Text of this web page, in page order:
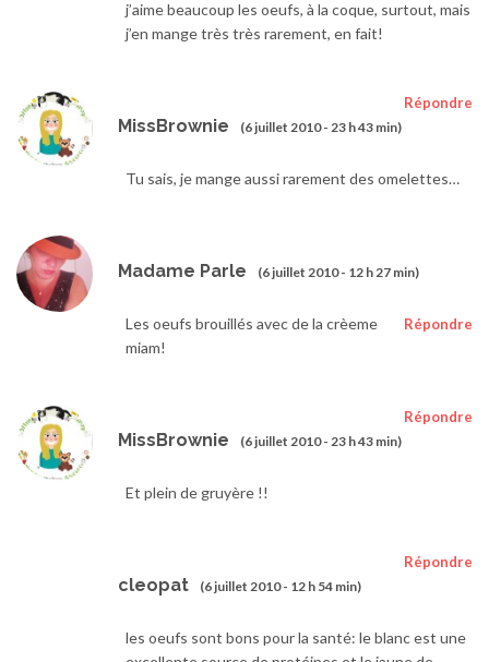
j’aime beaucoup les oeufs, à la coque, surtout, mais
j’en mange très très rarement, en fait!
MissBrownie (6 juillet 2010 - 23 h 43 min)
Répondre
Tu sais, je mange aussi rarement des omelettes…
Madame Parle (6 juillet 2010 - 12 h 27 min)
Répondre
Les oeufs brouillés avec de la crèeme
miam!
MissBrownie (6 juillet 2010 - 23 h 43 min)
Répondre
Et plein de gruyère !!
cleopat (6 juillet 2010 - 12 h 54 min)
Répondre
les oeufs sont bons pour la santé: le blanc est une